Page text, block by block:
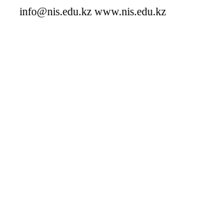
info@nis.edu.kz www.nis.edu.kz